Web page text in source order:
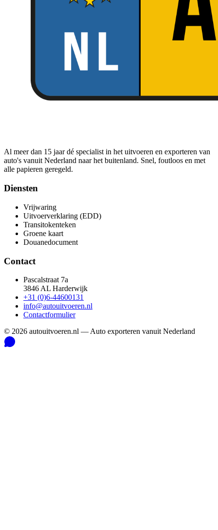
Al meer dan 15 jaar dé specialist in het uitvoeren en exporteren van
auto's vanuit Nederland naar het buitenland. Snel, foutloos en met
alle papieren geregeld.
Diensten
Vrijwaring
Uitvoerverklaring (EDD)
Transitokenteken
Groene kaart
Douanedocument
Contact
Pascalstraat 7a
3846 AL Harderwijk
+31 (0)6-44600131
info@autouitvoeren.nl
Contactformulier
© 2026 autouitvoeren.nl — Auto exporteren vanuit Nederland